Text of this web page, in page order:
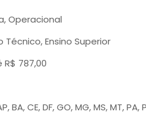
Operacional
Técnico, Ensino Superior
R$ 787,00
CE, DF, GO, MG, MS, MT, PA,